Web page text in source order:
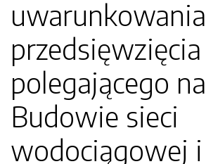
przedsięwzięcia
polegającego
Budowie sieci
wodociągowej i